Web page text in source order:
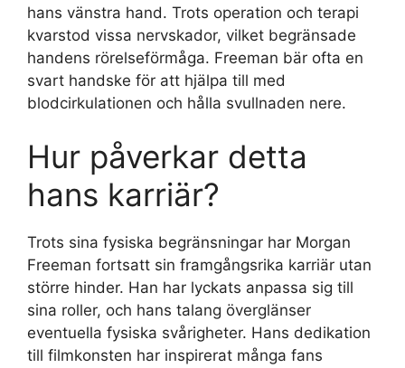
hans vänstra hand. Trots operation och terapi
kvarstod vissa nervskador, vilket begränsade
handens rörelseförmåga. Freeman bär ofta en
svart handske för att hjälpa till med
blodcirkulationen och hålla svullnaden nere.
Hur påverkar detta
hans karriär?
Trots sina fysiska begränsningar har Morgan
Freeman fortsatt sin framgångsrika karriär utan
större hinder. Han har lyckats anpassa sig till
sina roller, och hans talang överglänser
eventuella fysiska svårigheter. Hans dedikation
till filmkonsten har inspirerat många fans